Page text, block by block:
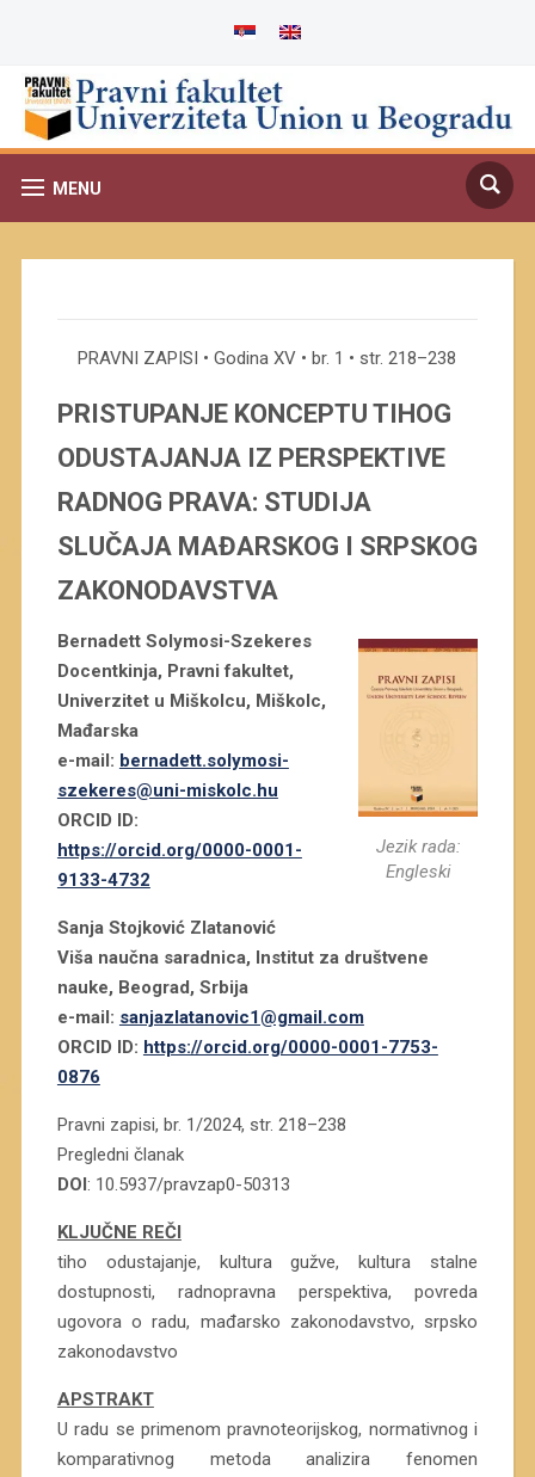
MENU
PRAVNI ZAPISI • Godina XV • br. 1 • str. 218–238
PRISTUPANJE KONCEPTU TIHOG
ODUSTAJANJA IZ PERSPEKTIVE
RADNOG PRAVA: STUDIJA
SLUČAJA MAĐARSKOG I SRPSKOG
ZAKONODAVSTVA
Jezik rada:
Engleski
Bernadett Solymosi-Szekeres
Docentkinja, Pravni fakultet,
Univerzitet u Miškolcu, Miškolc,
Mađarska
e-mail: bernadett.solymosi-
szekeres@uni-miskolc.hu
ORCID ID:
https://orcid.org/0000-0001-
9133-4732
Sanja Stojković Zlatanović
Viša naučna saradnica, Institut za društvene
nauke, Beograd, Srbija
e-mail: sanjazlatanovic1@gmail.com
ORCID ID: https://orcid.org/0000-0001-7753-
0876
Pravni zapisi, br. 1/2024, str. 218–238
Pregledni članak
DOI: 10.5937/pravzap0-50313
KLJUČNE REČI
tiho odustajanje, kultura gužve, kultura stalne
dostupnosti, radnopravna perspektiva, povreda
ugovora o radu, mađarsko zakonodavstvo, srpsko
zakonodavstvo
APSTRAKT
U radu se primenom pravnoteorijskog, normativnog i
komparativnog metoda analizira fenomen